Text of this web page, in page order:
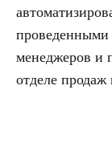
проведенными
менеджеров и
отделе